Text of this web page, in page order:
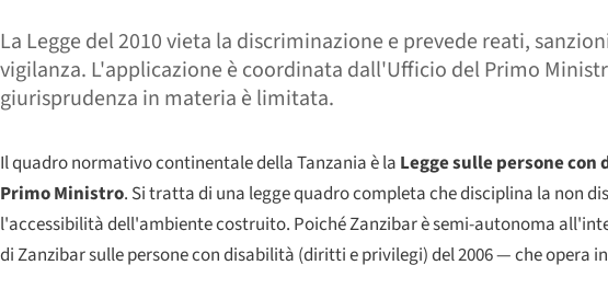
La Legge del 2010 vieta la discriminazione e prevede reati,
vigilanza. L'applicazione è coordinata dall'Ufficio del Primo
giurisprudenza in materia è limitata.
Il quadro normativo continentale della Tanzania è la Legge sulle persone con
Primo Ministro. Si tratta di una legge quadro completa che disciplina la non
l'accessibilità dell'ambiente costruito. Poiché Zanzibar è semi-autonoma
di Zanzibar sulle persone con disabilità (diritti e privilegi) del 2006 — che opera